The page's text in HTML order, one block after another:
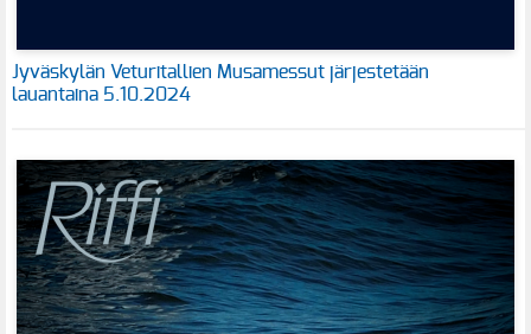
Jyväskylän Veturitallien Musamessut järjestetään
lauantaina 5.10.2024